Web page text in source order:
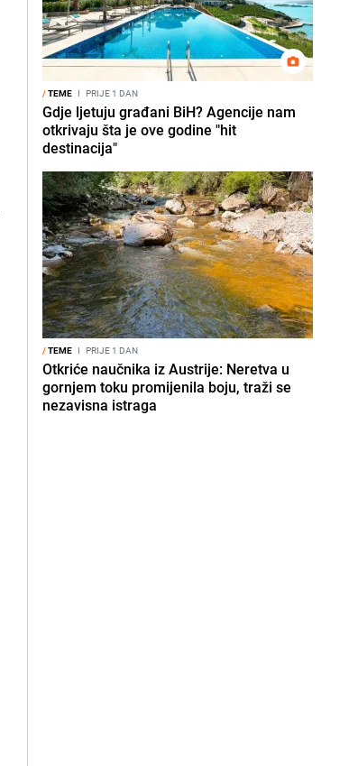
/TEME I PRIJE 1 DAN
Gdje ljetuju građani BiH? Agencije nam
otkrivaju šta je ove godine "hit
destinacija"
/TEME I PRIJE 1 DAN
Otkriće naučnika iz Austrije: Neretva u
gornjem toku promijenila boju, traži se
nezavisna istraga